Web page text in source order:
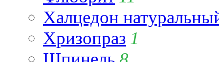
Халцедон
Хризопраз 1